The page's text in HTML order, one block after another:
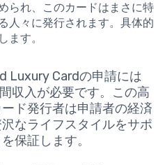
られ、このカードはまさに特
人々に発行されます。具体的
ます。
Luxury Cardの申請には
収入が必要です。この高
ド発行者は申請者の経済
なライフスタイルをサポ
保証します。